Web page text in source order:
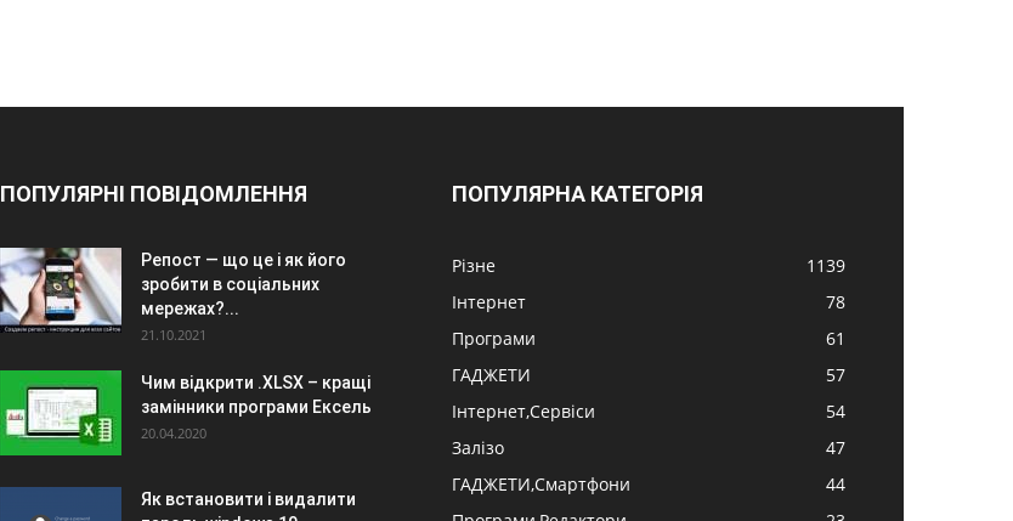
ПОПУЛЯРНІ ПОВІДОМЛЕННЯ
Репост — що це і як його
зробити в соціальних
мережах?...
21.10.2021
Чим відкрити .XLSX – кращі
замінники програми Ексель
20.04.2020
Як встановити і видалити
ПОПУЛЯРНА КАТЕГОРІЯ
Різне
1139
Інтернет
78
Програми
61
ГАДЖЕТИ
57
Інтернет,Сервіси
54
Залізо
47
ГАДЖЕТИ,Смартфони
44